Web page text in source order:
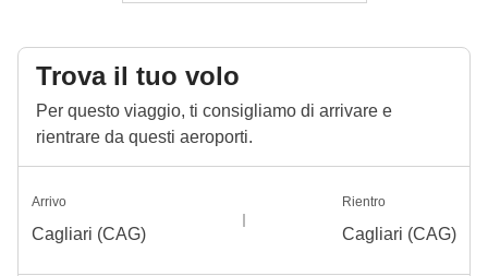
Trova il tuo volo
Per questo viaggio, ti consigliamo di arrivare e
rientrare da questi aeroporti.
Arrivo
Cagliari (CAG)
Rientro
Cagliari (CAG)